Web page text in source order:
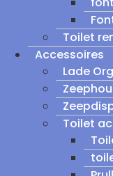
Toilet
Accessoires
Lade
Toilet